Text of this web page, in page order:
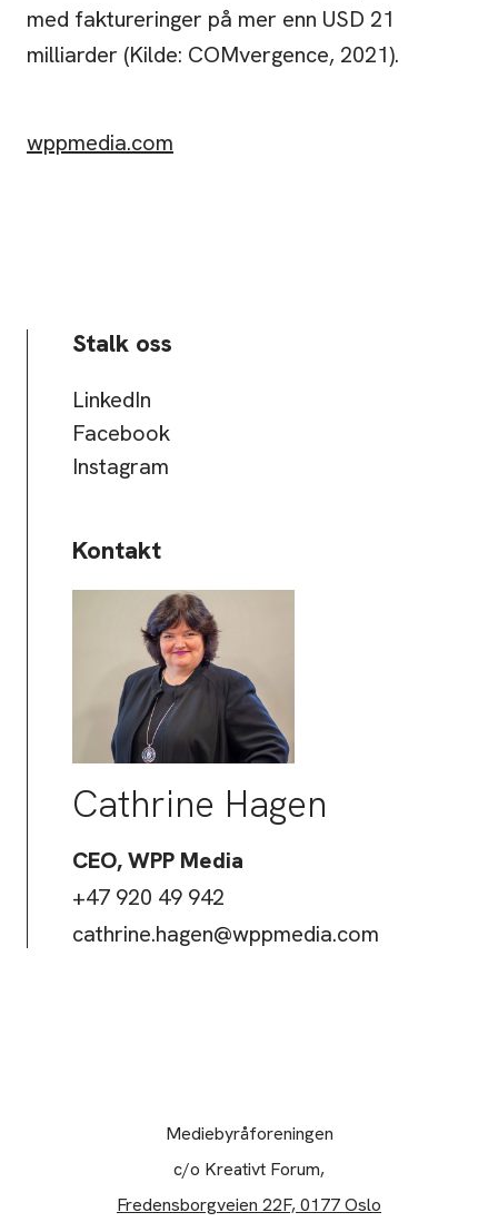
med faktureringer på mer enn USD 21
milliarder (Kilde: COMvergence, 2021).
wppmedia.com
Stalk oss
LinkedIn
Facebook
Instagram
Kontakt
Cathrine Hagen
CEO, WPP Media
+47 920 49 942
cathrine.hagen@wppmedia.com
Mediebyråforeningen
c/o Kreativt Forum,
Fredensborgveien 22F, 0177 Oslo